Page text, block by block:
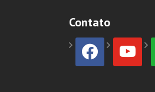
Contato
facebook youtube